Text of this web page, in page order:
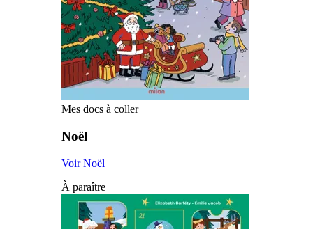
Mes docs à coller
Noël
Voir Noël
À paraître